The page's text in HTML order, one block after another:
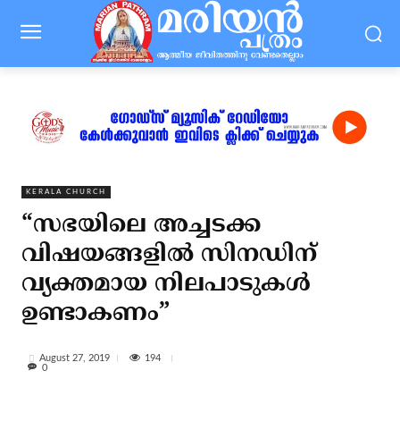
KERALA CHURCH
“സഭയിലെ അച്ചടക്ക
വിഷയങ്ങളില്‍ സിനഡിന്
വ്യക്തമായ നിലപാടുകള്‍
ഉണ്ടാകണം”
August 27, 2019
194
0